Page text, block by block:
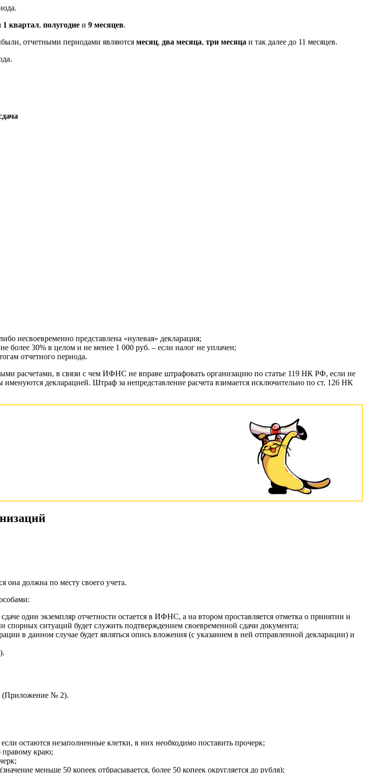
1 квартал, полугодие и 9 месяцев.
отчетными периодами являются месяц, два месяца, три месяца и так далее до 11 месяцев.
несвоевременно представлена «нулевая» декларация;
30% в целом и не менее 1 000 руб. – если налог не уплачен;
отчетного периода.
расчетами, в связи с чем ИФНС не вправе штрафовать организацию по статье 119 НК РФ, если не
декларацией. Штраф за непредставление расчета взимается исключительно по ст. 126 НК
она должна по месту своего учета.
один экземпляр отчетности остается в ИФНС, а на втором проставляется отметка о принятии и
ситуаций будет служить подтверждением своевременной сдачи документа;
в данном случае будет являться опись вложения (с указанием в ней отправленной декларации) и
(Приложение № 2).
остаются незаполненные клетки, в них необходимо поставить прочерк;
правому краю;
меньше 50 копеек отбрасывается, более 50 копеек округляется до рубля);